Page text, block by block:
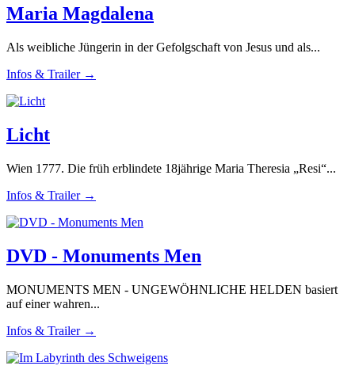
Maria Magdalena
Als weibliche Jüngerin in der Gefolgschaft von Jesus und als...
Infos & Trailer →
Licht
Wien 1777. Die früh erblindete 18jährige Maria Theresia „Resi“...
Infos & Trailer →
DVD - Monuments Men
MONUMENTS MEN - UNGEWÖHNLICHE HELDEN basiert
auf einer wahren...
Infos & Trailer →